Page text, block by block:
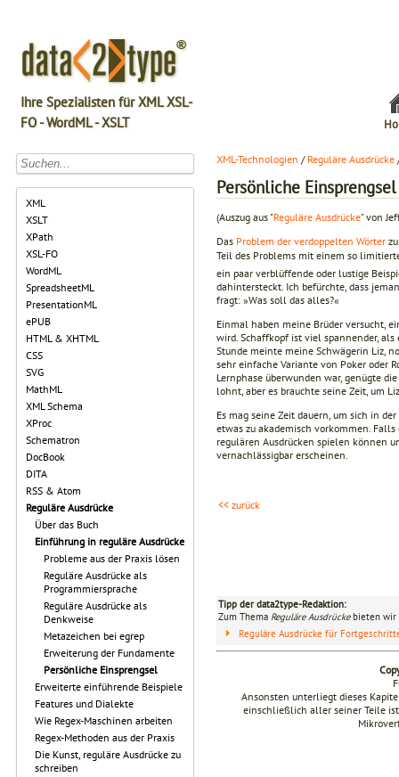
Ihre Spezialisten für XML XSL-
FO - WordML - XSLT
XML
XSLT
XPath
XSL-FO
WordML
SpreadsheetML
PresentationML
ePUB
HTML & XHTML
CSS
SVG
MathML
XML Schema
XProc
Schematron
DocBook
DITA
RSS & Atom
Reguläre Ausdrücke
Über das Buch
Einführung in reguläre Ausdrücke
Probleme aus der Praxis lösen
Reguläre Ausdrücke als
Programmiersprache
Reguläre Ausdrücke als
Denkweise
Metazeichen bei egrep
Erweiterung der Fundamente
Persönliche Einsprengsel
Erweiterte einführende Beispiele
Features und Dialekte
Wie Regex-Maschinen arbeiten
Regex-Methoden aus der Praxis
Die Kunst, reguläre Ausdrücke zu
schreiben
XML-Technologien / Reguläre Ausdrücke
Persönliche Einsprengsel
(Auszug aus "Reguläre Ausdrücke" von
Das Problem der verdoppelten Wörter
Teil des Problems mit einem so
ein paar verblüffende oder lustige
dahintersteckt. Ich befürchte, dass
fragt: »Was soll das alles?«
Einmal haben meine Brüder versucht,
wird. Schaffkopf ist viel spannender,
Stunde meinte meine Schwägerin Liz,
sehr einfache Variante von Poker oder
Lernphase überwunden war, genügte
lohnt, aber es brauchte seine Zeit, um
Es mag seine Zeit dauern, um sich in
etwas zu akademisch vorkommen.
regulären Ausdrücken spielen können
vernachlässigbar erscheinen.
<< zurück
Tipp der data2type-Redaktion:
Zum Thema Reguläre Ausdrückebieten wir
Reguläre Ausdrücke für
Ansonsten unterliegt dieses
einschließlich aller seiner Teile